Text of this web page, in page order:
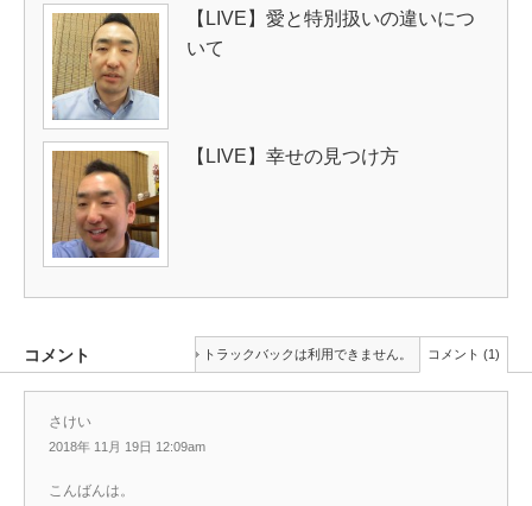
【LIVE】愛と特別扱いの違いにつ
いて
【LIVE】幸せの見つけ方
コメント トラックバックは利用できません。 コメント (1)
さけい
2018年 11月 19日 12:09am
こんばんは。